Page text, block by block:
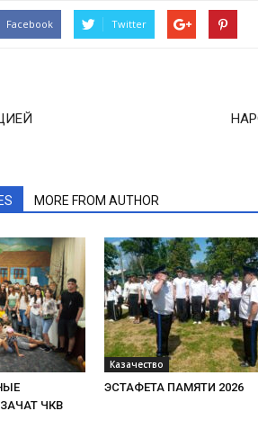
Facebook Twitter
MORE FROM AUTHOR
ЧКВ
Казачество
ЭСТАФЕТА ПАМЯТИ 2026